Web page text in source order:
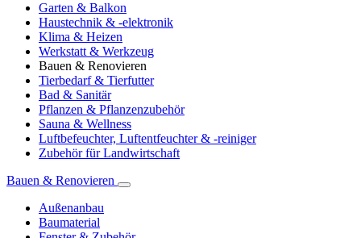
Garten & Balkon
Haustechnik & -elektronik
Klima & Heizen
Werkstatt & Werkzeug
Bauen & Renovieren
Tierbedarf & Tierfutter
Bad & Sanitär
Pflanzen & Pflanzenzubehör
Sauna & Wellness
Luftbefeuchter, Luftentfeuchter & -reiniger
Zubehör für Landwirtschaft
Bauen & Renovieren
Außenanbau
Baumaterial